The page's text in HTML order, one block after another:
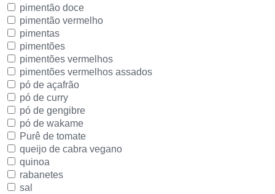
pimentão doce
pimentão vermelho
pimentas
pimentões
pimentões vermelhos
pimentões vermelhos assados
pó de açafrão
pó de curry
pó de gengibre
pó de wakame
Purê de tomate
queijo de cabra vegano
quinoa
rabanetes
sal